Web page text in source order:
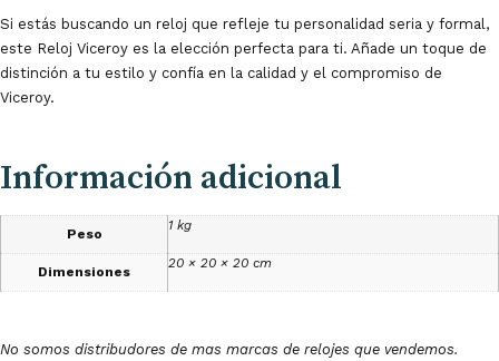
Si estás buscando un reloj que refleje tu personalidad seria y formal,
este Reloj Viceroy es la elección perfecta para ti. Añade un toque de
distinción a tu estilo y confía en la calidad y el compromiso de
Viceroy.
Información adicional
Peso
1 kg
Dimensiones
20 × 20 × 20 cm
No somos distribudores de mas marcas de relojes que vendemos.